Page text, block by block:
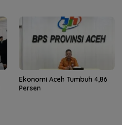
Ekonomi Aceh Tumbuh 4,86
Persen